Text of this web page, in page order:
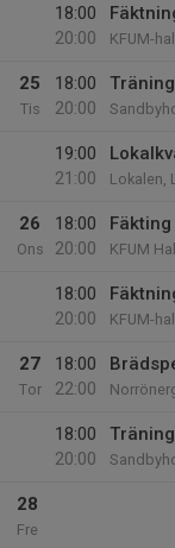
18:00
20:00
KFUM-
25
Tis
18:00
20:00
Träning
19:00
21:00
Lokalen,
26
Ons
18:00
20:00
KFUM
18:00
20:00
KFUM-
27
Tor
18:00
22:00
18:00
20:00
Träning
28
Fre